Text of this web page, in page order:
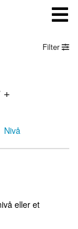
Filter
Nivå
eller et